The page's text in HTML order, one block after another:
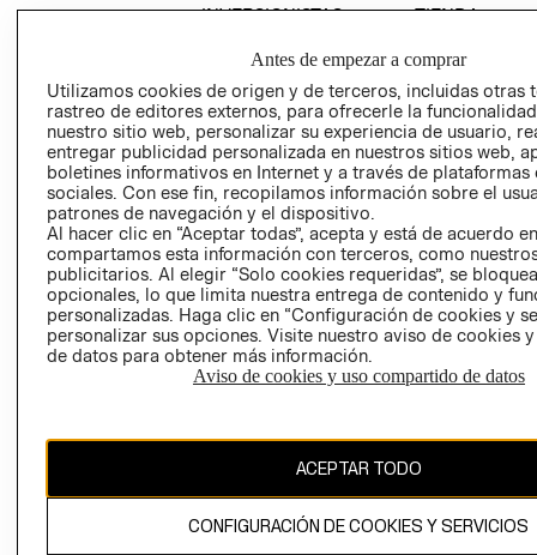
INVERSIONISTAS
POLÍTICA
EMPRESARIAL
TIENDA
CONDICIONES
AVISO DE
PRIVACIDAD
GIFT CARD
AVISO DE
El contenido de esta página web está protegido por copyright y es
Antes de empezar a comprar
Utilizamos cookies de origen y de terceros, incluidas otras
rastreo de editores externos, para ofrecerle la
nuestro sitio web, personalizar su experiencia de usuario,
entregar publicidad personalizada en nuestros sitios web,
boletines informativos en Internet y a través de plataformas
sociales. Con ese fin, recopilamos información sobre el
patrones de navegación y el dispositivo.
Al hacer clic en “Aceptar todas”, acepta y está de acuerdo
compartamos esta información con terceros, como
publicitarios. Al elegir “Solo cookies requeridas”, se
opcionales, lo que limita nuestra entrega de contenido y
personalizadas. Haga clic en “Configuración de cookies y
personalizar sus opciones. Visite nuestro aviso de cookies
de datos para obtener más información.
Aviso de cookies y uso compartido de datos
ACEPTAR TODO
CONFIGURACIÓN DE COOKIES Y SERVICIOS